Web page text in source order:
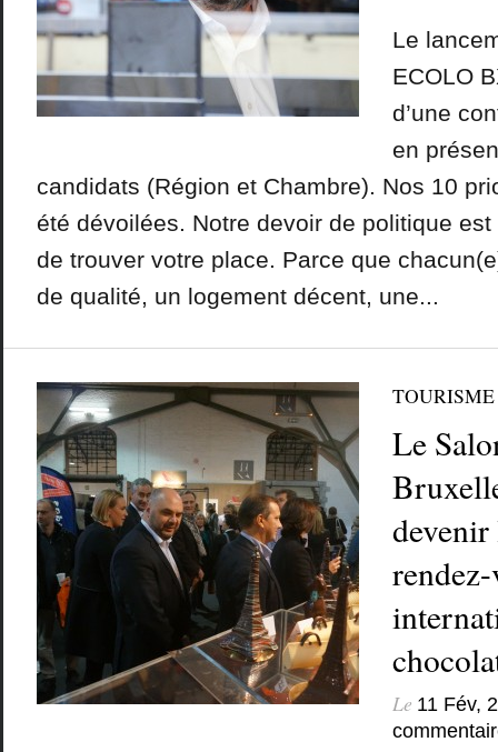
Le
ECOLO
d’une
en
candidats (Région et Chambre). Nos 10
été dévoilées. Notre devoir de politique
de trouver votre place. Parce que
de qualité, un logement décent, une...
TOURISME
Le
Le 11 Fév,